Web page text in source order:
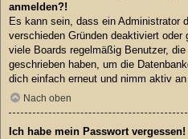
anmelden?!
Es kann sein, dass ein Administrator
verschieden Gründen deaktiviert
viele Boards regelmäßig Benutzer,
geschrieben haben, um die
dich einfach erneut und nimm aktiv
Nach oben
Ich habe mein Passwort vergessen!